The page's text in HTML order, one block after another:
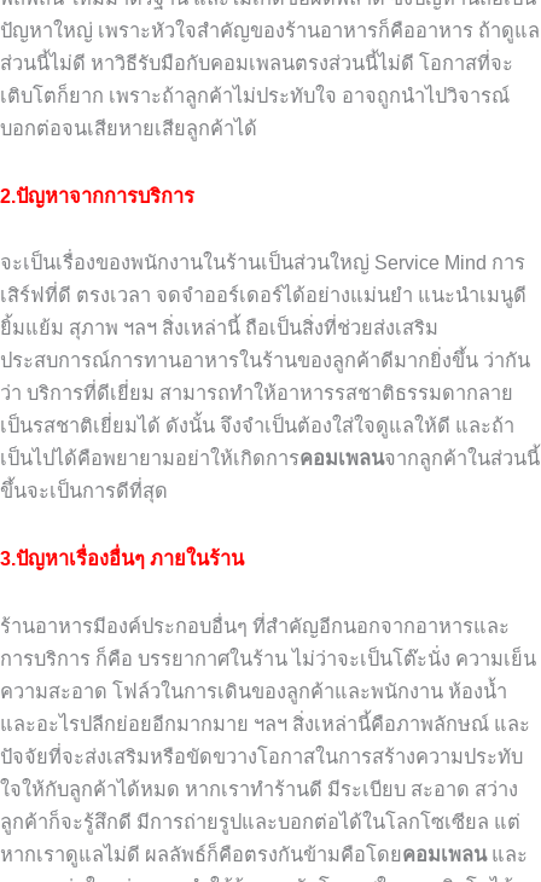
ปัญหาใหญ่ เพราะหัวใจสำคัญของร้านอาหารก็คืออาหาร ถ้าดูแล
ส่วนนี้ไม่ดี หาวิธีรับมือกับคอมเพลนตรงส่วนนี้ไม่ดี โอกาสที่จะ
เติบโตก็ยาก เพราะถ้าลูกค้าไม่ประทับใจ อาจถูกนำไปวิจารณ์
บอกต่อจนเสียหายเสียลูกค้าได้
2.ปัญหาจากการบริการ
จะเป็นเรื่องของพนักงานในร้านเป็นส่วนใหญ่ Service Mind การ
เสิร์ฟที่ดี ตรงเวลา จดจำออร์เดอร์ได้อย่างแม่นยำ แนะนำเมนูดี
ยิ้มแย้ม สุภาพ ฯลฯ สิ่งเหล่านี้ ถือเป็นสิ่งที่ช่วยส่งเสริม
ประสบการณ์การทานอาหารในร้านของลูกค้าดีมากยิ่งขึ้น ว่ากัน
ว่า บริการที่ดีเยี่ยม สามารถทำให้อาหารรสชาติธรรมดากลาย
เป็นรสชาติเยี่ยมได้ ดังนั้น จึงจำเป็นต้องใส่ใจดูแลให้ดี และถ้า
เป็นไปได้คือพยายามอย่าให้เกิดการคอมเพลนจากลูกค้าในส่วนนี้
ขึ้นจะเป็นการดีที่สุด
3.ปัญหาเรื่องอื่นๆ ภายในร้าน
ร้านอาหารมีองค์ประกอบอื่นๆ ที่สำคัญอีกนอกจากอาหารและ
การบริการ ก็คือ บรรยากาศในร้าน ไม่ว่าจะเป็นโต๊ะนั่ง ความเย็น
ความสะอาด โฟล์วในการเดินของลูกค้าและพนักงาน ห้องน้ำ
และอะไรปลีกย่อยอีกมากมาย ฯลฯ สิ่งเหล่านี้คือภาพลักษณ์ และ
ปัจจัยที่จะส่งเสริมหรือขัดขวางโอกาสในการสร้างความประทับ
ใจให้กับลูกค้าได้หมด หากเราทำร้านดี มีระเบียบ สะอาด สว่าง
ลูกค้าก็จะรู้สึกดี มีการถ่ายรูปและบอกต่อได้ในโลกโซเซียล แต่
หากเราดูแลไม่ดี ผลลัพธ์ก็คือตรงกันข้ามคือโดยคอมเพลนและ